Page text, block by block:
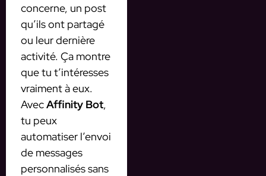
concerne, un post
qu’ils ont partagé
ou leur dernière
activité. Ça montre
que tu t’intéresses
vraiment à eux.
AvecAffinity Bot,
tu peux
automatiser l’envoi
de messages
personnalisés sans